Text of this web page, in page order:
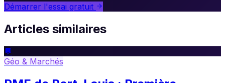
Démarrer l'essai gratuit
Articles similaires
💬
Géo & Marchés